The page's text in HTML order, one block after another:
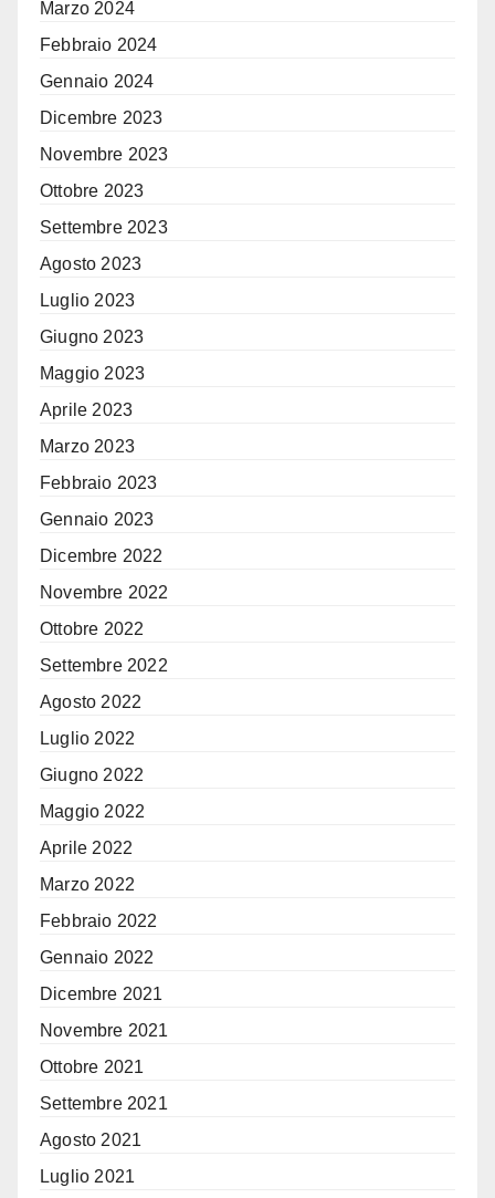
Marzo 2024
Febbraio 2024
Gennaio 2024
Dicembre 2023
Novembre 2023
Ottobre 2023
Settembre 2023
Agosto 2023
Luglio 2023
Giugno 2023
Maggio 2023
Aprile 2023
Marzo 2023
Febbraio 2023
Gennaio 2023
Dicembre 2022
Novembre 2022
Ottobre 2022
Settembre 2022
Agosto 2022
Luglio 2022
Giugno 2022
Maggio 2022
Aprile 2022
Marzo 2022
Febbraio 2022
Gennaio 2022
Dicembre 2021
Novembre 2021
Ottobre 2021
Settembre 2021
Agosto 2021
Luglio 2021